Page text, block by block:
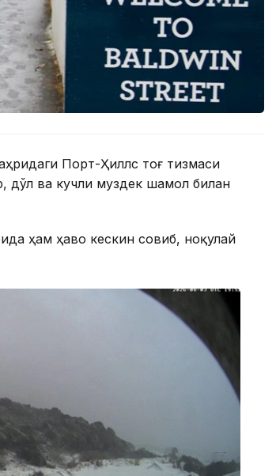
Порт-Ҳиллс тоғ тизмаси
дўл ва кучли муздек шамол билан
ҳам ҳаво кескин совиб, ноқулай